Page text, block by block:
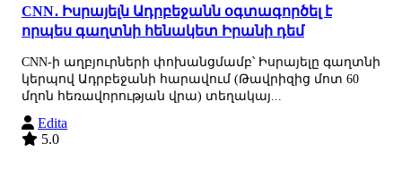
CNN․ Իսրայելն Ադրբեջանն օգտագործել է
որպես գաղտնի հենակետ Իրանի դեմ
CNN-ի աղբյուրների փոխանցմամբ՝ Իսրայելը գաղտնի
կերպով Ադրբեջանի հարավում (Թավրիզից մոտ 60
մղոն հեռավորության վրա) տեղակայ...
Edita
5.0